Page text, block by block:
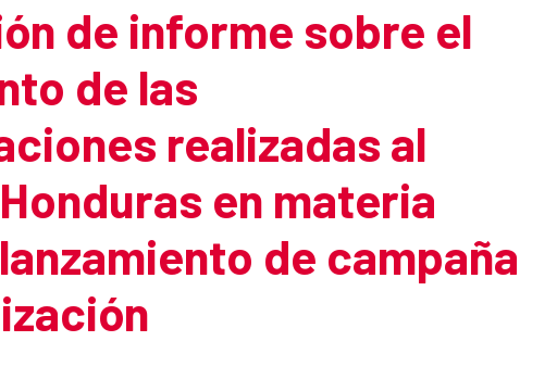
de informe sobre el
de las
realizadas al
en materia
lanzamiento de campaña